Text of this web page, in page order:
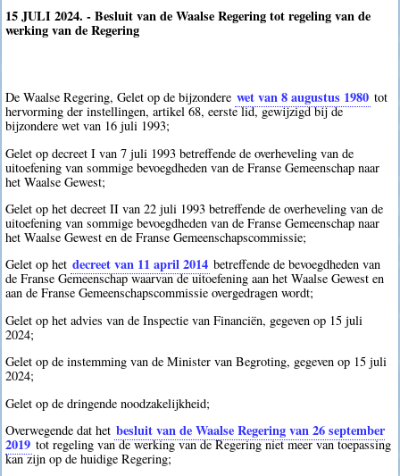
15 JULI 2024. - Besluit van de Waalse Regering tot regeling van de
werking van de Regering
De Waalse Regering, Gelet op de bijzondere wet van 8 augustus 1980 tot
hervorming der instellingen, artikel 68, eerste lid, gewijzigd bij de
bijzondere wet van 16 juli 1993;
Gelet op decreet I van 7 juli 1993 betreffende de overheveling van de
uitoefening van sommige bevoegdheden van de Franse Gemeenschap naar
het Waalse Gewest;
Gelet op het decreet II van 22 juli 1993 betreffende de overheveling van de
uitoefening van sommige bevoegdheden van de Franse Gemeenschap naar
het Waalse Gewest en de Franse Gemeenschapscommissie;
Gelet op het decreet van 11 april 2014 betreffende de bevoegdheden van
de Franse Gemeenschap waarvan de uitoefening aan het Waalse Gewest en
aan de Franse Gemeenschapscommissie overgedragen wordt;
Gelet op het advies van de Inspectie van Financiën, gegeven op 15 juli
2024;
Gelet op de instemming van de Minister van Begroting, gegeven op 15 juli
2024;
Gelet op de dringende noodzakelijkheid;
Overwegende dat het besluit van de Waalse Regering van 26 september
2019 tot regeling van de werking van de Regering niet meer van toepassing
kan zijn op de huidige Regering;